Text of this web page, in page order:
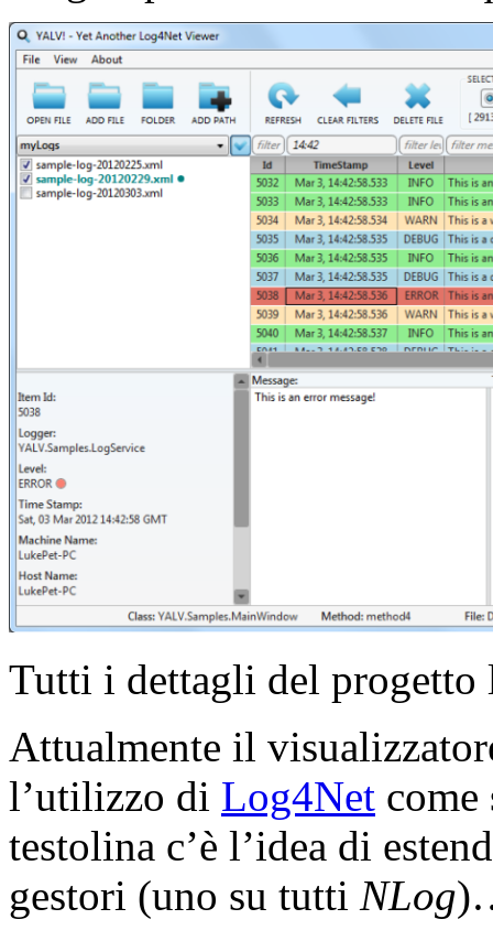
Tutti i dettagli del
Attualmente il
l’utilizzo di Log4Net
testolina c’è l’idea di
gestori (uno su tutti NLog